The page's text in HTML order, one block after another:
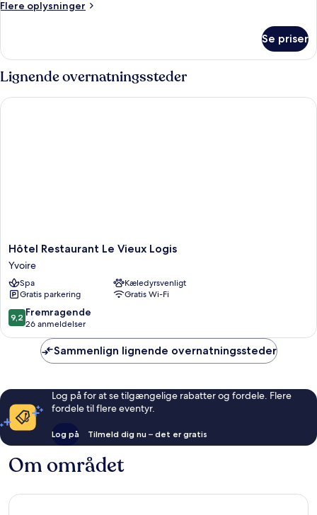
Flere oplysninger
Flere
med
2
enkeltsenge
2
Se priser
Lignende overnatningssteder
Hôtel
Restaurant
Le
Vieux
Logis
Yvoire
Hôtel Restaurant Le Vieux Logis
Yvoire
Spa
Kæledyrsvenligt
Gratis parkering
Gratis Wi-Fi
9.2
ud
af
Fremragende,
anmeldelser
9,2 Fremragende
26 anmeldelser
Hôtel Restaurant Le Vieux Logis
Sammenlign lignende overnatningssteder
Log på for at se tilgængelige rabatter og fordele. Flere
fordele til flere eventyr.
Log på Tilmeld dig nu – det er gratis
Om området